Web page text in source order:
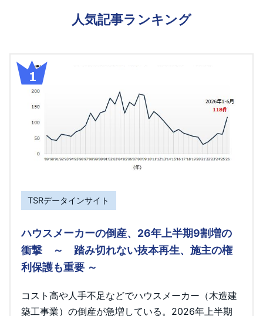
人気記事ランキング
TSRデータインサイト
ハウスメーカーの倒産、26年上半期9割増の
衝撃 ～ 踏み切れない抜本再生、施主の権
利保護も重要 ～
コスト高や人手不足などでハウスメーカー（木造建
築工事業）の倒産が急増している。2026年上半期